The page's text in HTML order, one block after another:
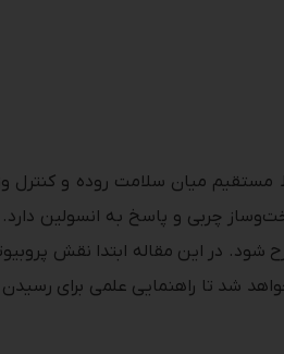
مستقیم میان سلامت روده و کنترل
چربی و پاسخ به انسولین دارد.
شود. در این مقاله ابتدا نقش
شد تا راهنمایی علمی برای